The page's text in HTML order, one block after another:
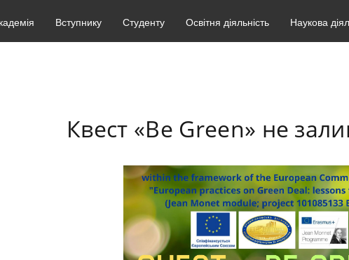
Вступнику Студенту Освітня діяльність Наукова
Квест «Be Green» не